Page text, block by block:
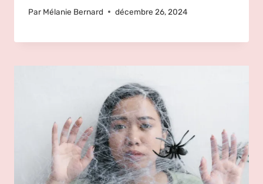
Par Mélanie Bernard décembre 26, 2024